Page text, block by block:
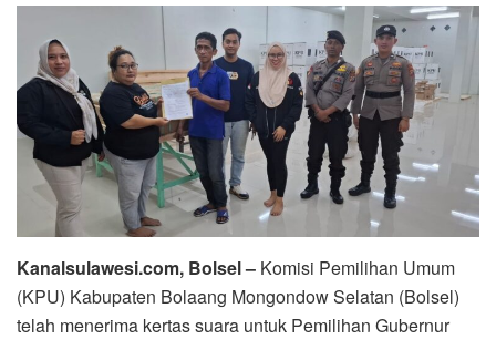
Kanalsulawesi.com, Bolsel – Komisi Pemilihan Umum
(KPU) Kabupaten Bolaang Mongondow Selatan (Bolsel)
telah menerima kertas suara untuk Pemilihan Gubernur